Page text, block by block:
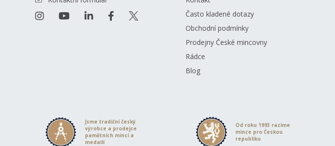
Často kladené dotazy
Obchodní podmínky
Prodejny České mincovny
Rádce
Blog
Jsme tradiční český
výrobce a prodejce
pamětních mincí a
medailí
Od roku 1993 razíme
mince pro Českou
republiku